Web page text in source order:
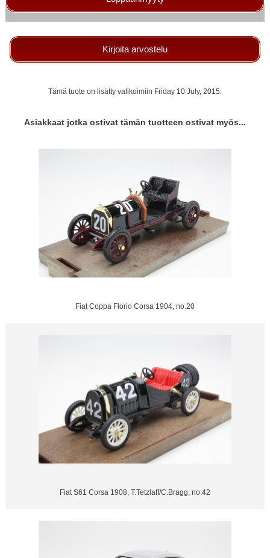
Kirjoita arvostelu
Tämä tuote on lisätty valikoimiin Friday 10 July, 2015.
Asiakkaat jotka ostivat tämän tuotteen ostivat myös...
Fiat Coppa Florio Corsa 1904, no.20
Fiat S61 Corsa 1908, T.Tetzlaff/C.Bragg, no.42